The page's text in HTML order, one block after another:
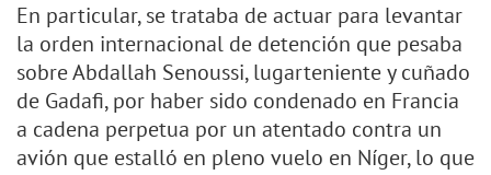
En particular, se trataba de actuar para levantar
la orden internacional de detención que pesaba
sobre Abdallah Senoussi, lugarteniente y cuñado
de Gadafi, por haber sido condenado en Francia
a cadena perpetua por un atentado contra un
avión que estalló en pleno vuelo en Níger, lo que